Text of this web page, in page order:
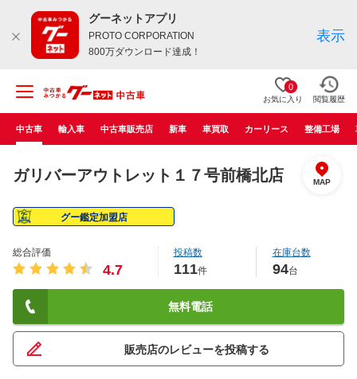
グーネットアプリ
PROTO CORPORATION
800万ダウンロード達成！
表示
0
お気に入り 閲覧履歴
中古車 輸入車 中古車販売店 新車 車買取 カーリース 整備工場
ガリバーアウトレット１７号前橋北店 MAP
グー鑑定加盟店
総合評価
4.7
投稿数
111件
在庫台数
94台
無料電話
販売店のレビューを投稿する